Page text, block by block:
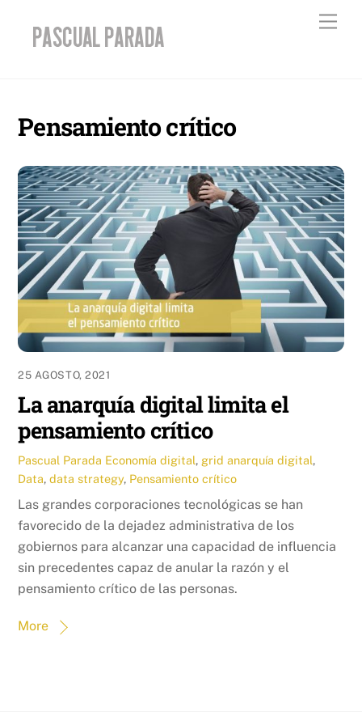
content
Pensamiento crítico
25 AGOSTO, 2021
La anarquía digital limita el
pensamiento crítico
Pascual Parada Economía digital, grid anarquía digital,
Data,data strategy, Pensamiento crítico
Las grandes corporaciones tecnológicas se han
favorecido de la dejadez administrativa de los
gobiernos para alcanzar una capacidad de influencia
sin precedentes capaz de anular la razón y el
pensamiento crítico de las personas.
More